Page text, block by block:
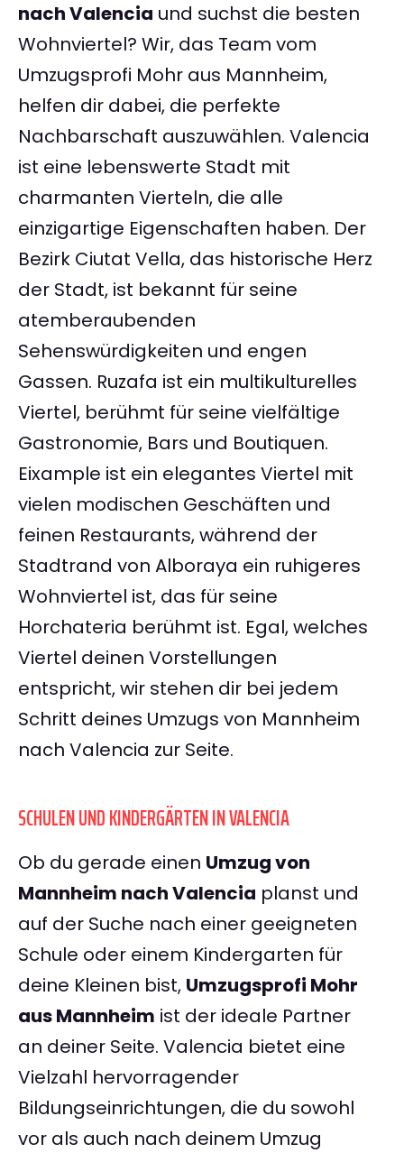
nach Valencia und suchst die besten
Wohnviertel? Wir, das Team vom
Umzugsprofi Mohr aus Mannheim,
helfen dir dabei, die perfekte
Nachbarschaft auszuwählen. Valencia
ist eine lebenswerte Stadt mit
charmanten Vierteln, die alle
einzigartige Eigenschaften haben. Der
Bezirk Ciutat Vella, das historische Herz
der Stadt, ist bekannt für seine
atemberaubenden
Sehenswürdigkeiten und engen
Gassen. Ruzafa ist ein multikulturelles
Viertel, berühmt für seine vielfältige
Gastronomie, Bars und Boutiquen.
Eixample ist ein elegantes Viertel mit
vielen modischen Geschäften und
feinen Restaurants, während der
Stadtrand von Alboraya ein ruhigeres
Wohnviertel ist, das für seine
Horchateria berühmt ist. Egal, welches
Viertel deinen Vorstellungen
entspricht, wir stehen dir bei jedem
Schritt deines Umzugs von Mannheim
nach Valencia zur Seite.
SCHULEN UND KINDERGÄRTEN IN VALENCIA
Ob du gerade einen Umzug von
Mannheim nach Valencia planst und
auf der Suche nach einer geeigneten
Schule oder einem Kindergarten für
deine Kleinen bist, Umzugsprofi Mohr
aus Mannheim ist der ideale Partner
an deiner Seite. Valencia bietet eine
Vielzahl hervorragender
Bildungseinrichtungen, die du sowohl
vor als auch nach deinem Umzug